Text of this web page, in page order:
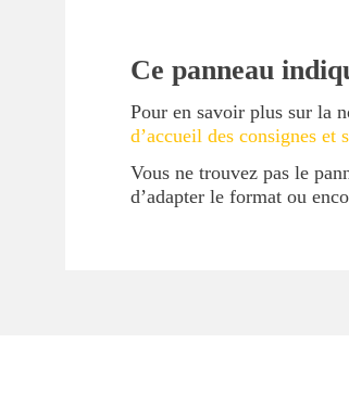
Ce panneau
Pour en savoir plus sur la
d’accueil des consignes et
Vous ne trouvez pas le
d’adapter le format ou